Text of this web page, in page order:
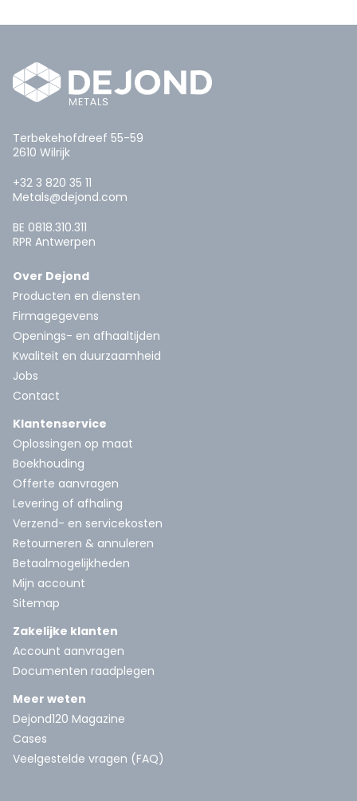
Terbekehofdreef 55-59
2610 Wilrijk
+32 3 820 35 11
Metals@dejond.com
BE 0818.310.311
RPR Antwerpen
Over Dejond
Producten en diensten
Firmagegevens
Openings- en afhaaltijden
Kwaliteit en duurzaamheid
Jobs
Contact
Klantenservice
Oplossingen op maat
Boekhouding
Offerte aanvragen
Levering of afhaling
Verzend- en servicekosten
Retourneren & annuleren
Betaalmogelijkheden
Mijn account
Sitemap
Zakelijke klanten
Account aanvragen
Documenten raadplegen
Meer weten
Dejond120 Magazine
Cases
Veelgestelde vragen (FAQ)